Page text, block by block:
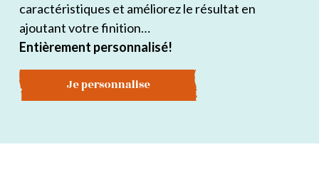
caractéristiques et améliorez le résultat en
ajoutant votre finition…
Entièrement personnalisé!
Je personnalise